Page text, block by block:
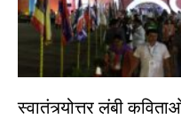
स्वातंत्र्योत्तर लंबी